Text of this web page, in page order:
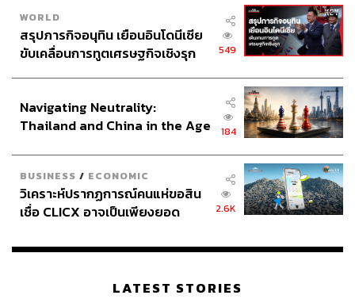
WORLD
สรุปภารกิจอนุทิน เยือนอินโดนีเซีย
ขับเคลื่อนการทูตเศรษฐกิจเชิงรุก
549
Navigating Neutrality:
Thailand and China in the Age
184
BUSINESS / ECONOMIC
วิเคราะห์ปรากฏการณ์คนแห่ขอสิน
เชื่อ CLICX อาจเป็นเพียงยอด
เรือนไทยที่ถูกซุกไว้
2.6K
LATEST STORIES